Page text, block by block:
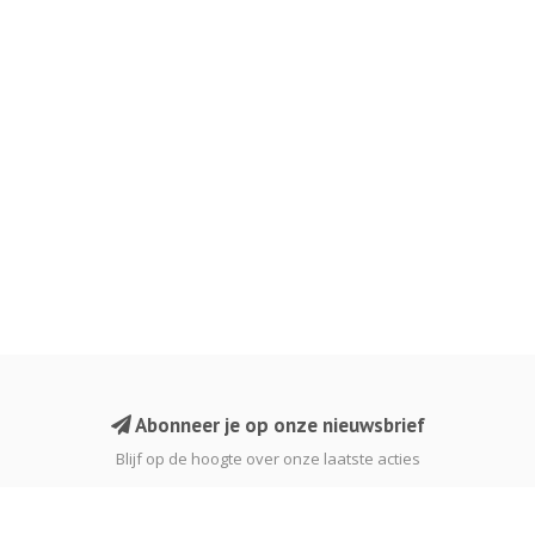
Abonneer je op onze nieuwsbrief
Blijf op de hoogte over onze laatste acties